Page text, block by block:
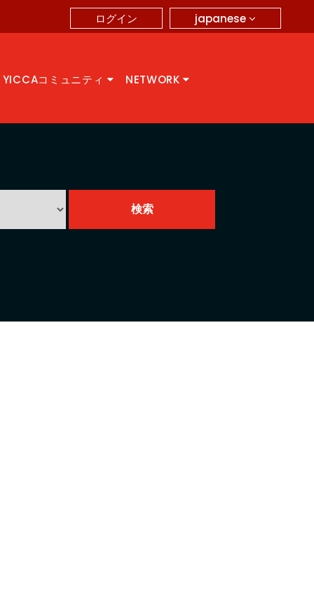
japanese
ログイン
YICCAコミュニティ NETWORK